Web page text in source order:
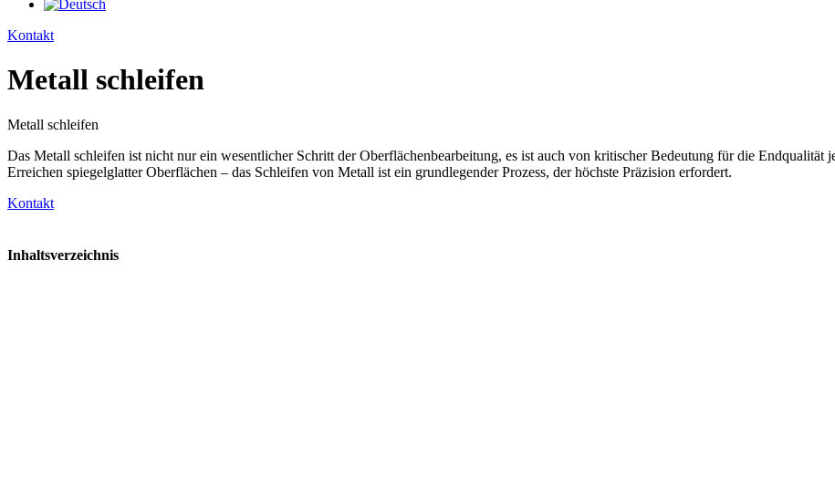
Kontakt
Metall schleifen
Metall schleifen
Das Metall schleifen ist nicht nur ein wesentlicher Schritt der Oberflächenbearbeitung, es ist auch von kritischer Bedeutung für die Endqualität
Erreichen spiegelglatter Oberflächen – das Schleifen von Metall ist ein grundlegender Prozess, der höchste Präzision erfordert.
Kontakt
Inhaltsverzeichnis